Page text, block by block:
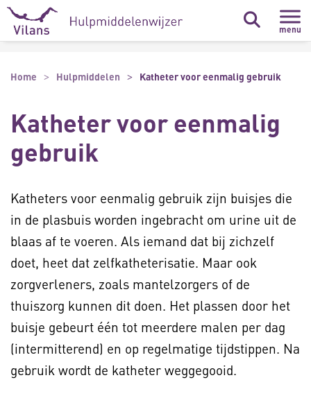
Naar hoofdinhoud
Naar footer
menu
Home Hulpmiddelen Katheter voor eenmalig gebruik
Katheter voor eenmalig
gebruik
Katheters voor eenmalig gebruik zijn buisjes die
in de plasbuis worden ingebracht om urine uit de
blaas af te voeren. Als iemand dat bij zichzelf
doet, heet dat zelfkatheterisatie. Maar ook
zorgverleners, zoals mantelzorgers of de
thuiszorg kunnen dit doen. Het plassen door het
buisje gebeurt één tot meerdere malen per dag
(intermitterend) en op regelmatige tijdstippen. Na
gebruik wordt de katheter weggegooid.